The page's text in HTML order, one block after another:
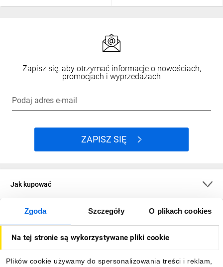
Zgoda Szczegóły O plikach cookies
Na tej stronie są wykorzystywane pliki cookie
Plików cookie używamy do spersonalizowania treści i reklam,
Zapisz się, aby otrzymać informacje o nowościach,
promocjach i wyprzedażach
Podaj adres e-mail
ZAPISZ SIĘ
Jak kupować
O firmie